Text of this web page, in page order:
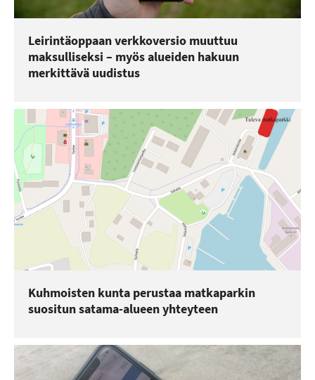
Leirintäoppaan verkkoversio muuttuu
maksulliseksi – myös alueiden hakuun
merkittävä uudistus
Kuhmoisten kunta perustaa matkaparkin
suositun satama-alueen yhteyteen